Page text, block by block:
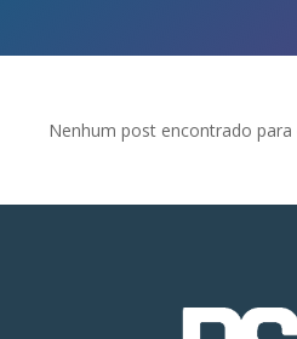
Nenhum post encontrado para